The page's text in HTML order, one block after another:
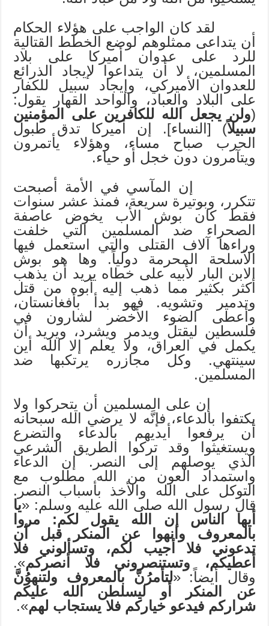
لقد كان الواجب على هؤلاء الحكام
أن يتداعى ممثلوهم لوضع الخطط القتالية
للرد على عدوان أميركا على بلاد
المسلمين، لا أن يتداعوا لإيجاد الذرائع
للعدوان الأميركي، وإيجاد سبيل للكفار
على البلاد والعباد، والواحد القهار يقول:
(ولن يجعل الله للكافرين على المؤمنين
سبيلاً) [النساء]. إن أميركا تدق طبول
الحرب صباح مساء، وهؤلاء يأتمرون
ويتآمرون دون خجل أو حياء.
إن المآسي في الأمة أصبحت
تتكرر، وبوتيرة سريعة، فمنذ عشر سنوات
فقط كان بوش الأب يخوض عاصفة
الصحراء ضد المسلمين التي خلفت
وراءها آلاف القتلى والتي استعمل فيها
الأسلحة المحرمة دولياً. وها هو بوش
الابن البار لأبيه على خطاه يريد أن يذهب
أكثر بكثير مما ذهب إليه أبوه من قتل
وتدمير وتشويه. فهو بدأ بأفغانستان،
وأعطى الضوء الأخضر لشارون في
فلسطين ليقتل ويدمر ويشرد، ويريد أن
يكمل في العراق، ولا يعلم إلا الله أين
سينتهي. وكل مجازره يرتكبها ضد
المسلمين.
إن على المسلمين أن يتحركوا ولا
يكتفوا بالدعاء، فإنَّه لا يرضي الله سبحانه
أن يرفعوا أيديهم بالدعاء والتضرع
ويستغيثوا وقد تركوا الطريق الشرعي
الذي يوصلهم إلى النصر. إن الدعاء
واستمداد العون من الله مطلوب مع
التوكل على الله والأخذ بأسباب النصر.
قال رسول الله صلى الله عليه وسلم: «يا
أيها الناس إن الله يقول لكم: مروا
بالمعروف وانهوا عن المنكر قبل أن
تدعوني فلا أجيب لكم، وتسألوني فلا
أعطيكم، وتستنصروني فلا أنصركم».
وقال أيضاً: «لتأمرُنَّ بالمعروف ولتنهوُنَّ
عن المنكر أو ليسلطن الله عليكم
شراركم فيدعو خياركم فلا يستجاب لهم».